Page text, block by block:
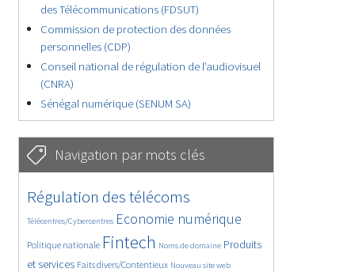
des Télécommunications (FDSUT)
Commission de protection des données
personnelles (CDP)
Conseil national de régulation de l’audiovisuel
(CNRA)
Sénégal numérique (SENUM SA)
Navigation par mots clés
4632/5815
Régulation des télécoms
382/5815
Télécentres/Cybercentres
3664/5815 Economie numérique
1898/5815
Politique nationale Fintech Noms de domaine Produits
et services
1562/5815 Faits divers/Contentieux
828/5815 Nouveau site web
5815/5815